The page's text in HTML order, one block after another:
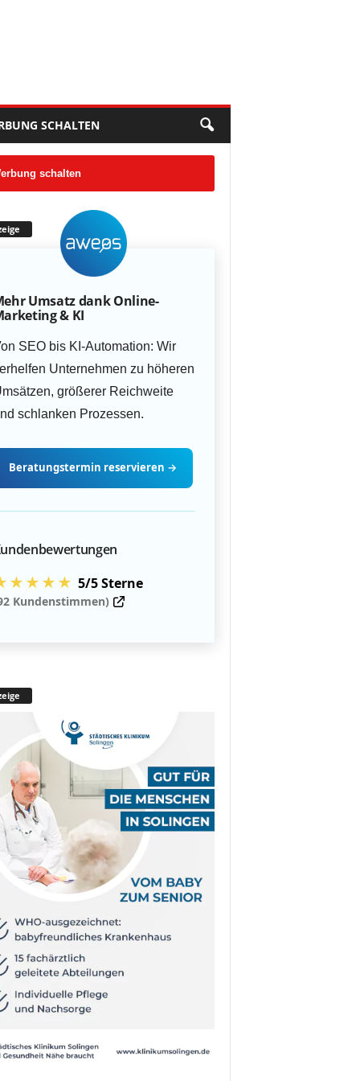
SCHALTEN
schalten
Umsatz dank Online-
& KI
SEO bis KI-Automation: Wir
Unternehmen zu höheren
größerer Reichweite
schlanken Prozessen.
Beratungstermin reservieren →
5/5 Sterne
Kundenstimmen)